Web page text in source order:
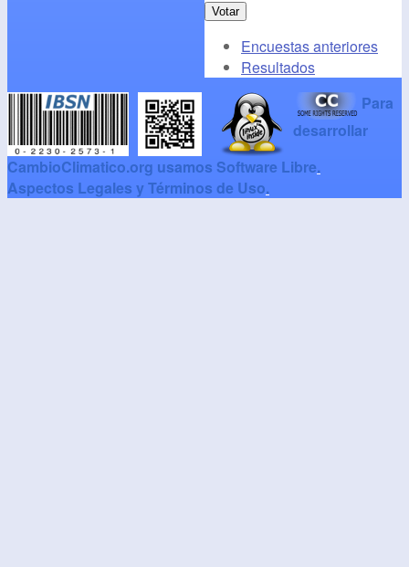
Encuestas anteriores
Resultados
Para
desarrollar
CambioClimatico.org usamos Software Libre.
Aspectos Legales y Términos de Uso.